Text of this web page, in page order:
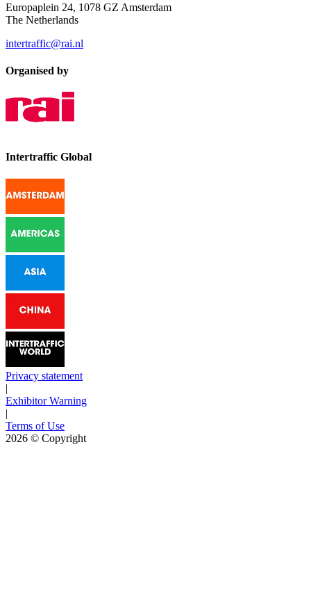
Europaplein 24, 1078 GZ Amsterdam
The Netherlands
intertraffic@rai.nl
Organised by
Intertraffic Global
Privacy statement
|
Exhibitor Warning
|
Terms of Use
2026 © Copyright